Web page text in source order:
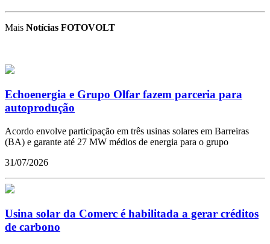
Mais Notícias FOTOVOLT
Echoenergia e Grupo Olfar fazem parceria para
autoprodução
Acordo envolve participação em três usinas solares em Barreiras
(BA) e garante até 27 MW médios de energia para o grupo
31/07/2026
Usina solar da Comerc é habilitada a gerar créditos
de carbono